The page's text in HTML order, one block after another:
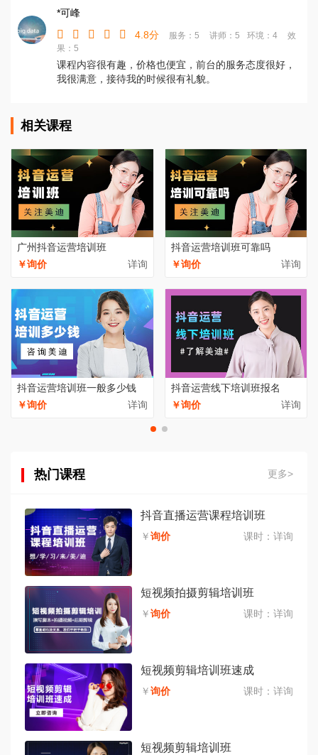
*可峰
4.8分
服务：5 讲师：5 环境：4
效
果：5
课程内容很有趣，价格也便宜，前台的服务态度很好，
我很满意，接待我的时候很有礼貌。
相关课程
广州抖音运营培训班
￥询价
详询
抖音运营培训班可靠吗
￥询价
详询
抖音运营培训班一般多少钱
￥询价
详询
抖音运营线下培训班报名
￥询价
详询
热门课程 更多>
抖音直播运营课程培训班
￥询价 课时： 详询
短视频拍摄剪辑培训班
￥询价 课时： 详询
短视频剪辑培训班速成
￥询价 课时： 详询
短视频剪辑培训班